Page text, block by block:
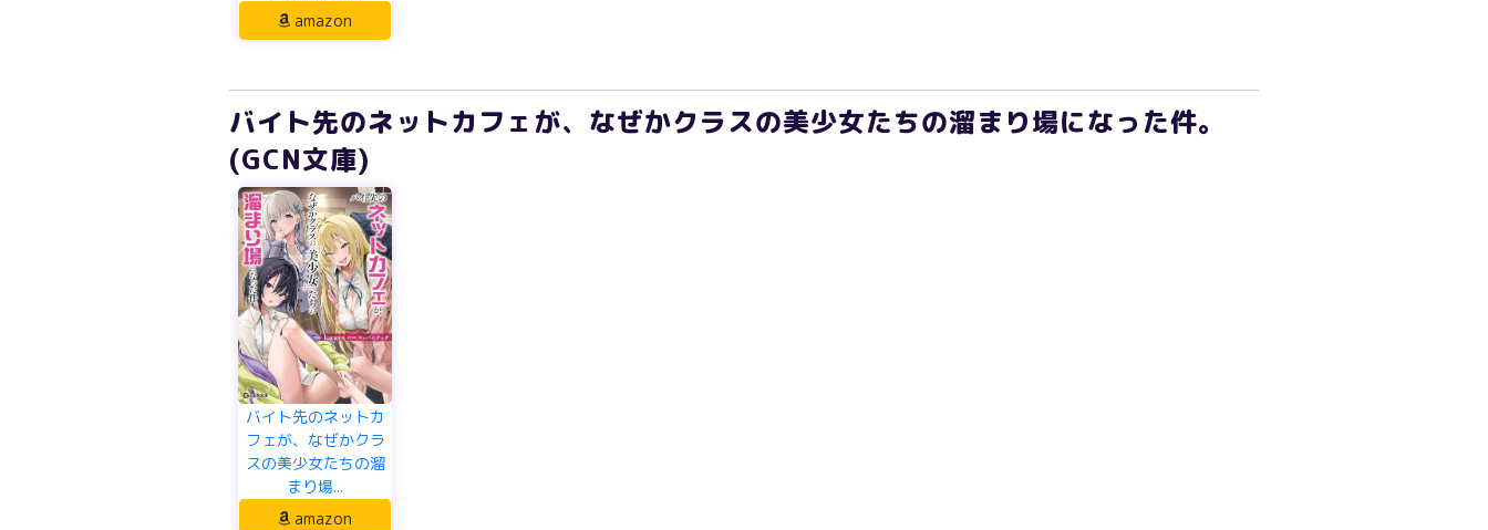
amazon
バイト先のネットカフェが、なぜかクラスの美少女たちの溜まり場になった件。
(GCN文庫)
バイト先のネットカ
フェが、なぜかクラ
スの美少女たちの溜
まり場...
amazon